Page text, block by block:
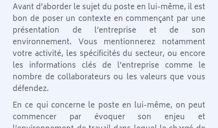
Avant d’aborder le sujet du poste en lui-même, il est
bon de poser un contexte en commençant par une
présentation de l’entreprise et de son
environnement. Vous mentionnerez notamment
votre activité, les spécificités du secteur, ou encore
les informations clés de l’entreprise comme le
nombre de collaborateurs ou les valeurs que vous
défendez.
En ce qui concerne le poste en lui-même, on peut
commencer par évoquer son enjeu et